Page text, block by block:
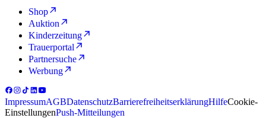
Shop
Auktion
Kinderzeitung
Trauerportal
Partnersuche
Werbung
ImpressumAGBDatenschutzBarrierefreiheitserklärungHilfeCookie-
EinstellungenPush-Mitteilungen